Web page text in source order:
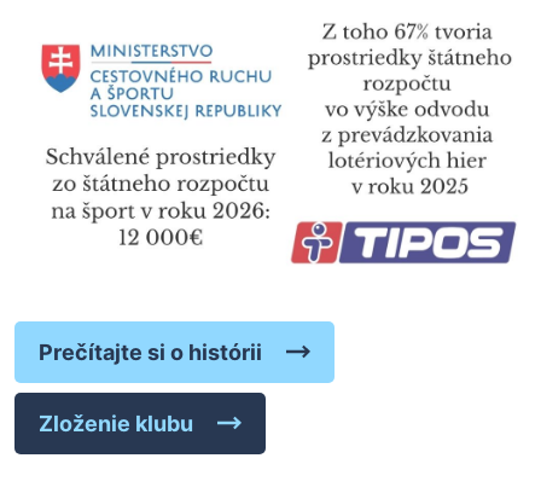
Prečítajte si o histórii
Zloženie klubu